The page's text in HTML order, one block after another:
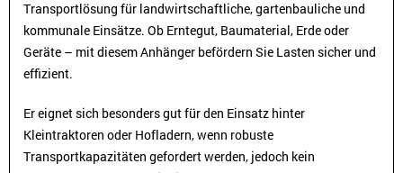
Transportlösung für landwirtschaftliche, gartenbauliche und
kommunale Einsätze. Ob Erntegut, Baumaterial, Erde oder
Geräte – mit diesem Anhänger befördern Sie Lasten sicher und
effizient.
Er eignet sich besonders gut für den Einsatz hinter
Kleintraktoren oder Hofladern, wenn robuste
Transportkapazitäten gefordert werden, jedoch kein